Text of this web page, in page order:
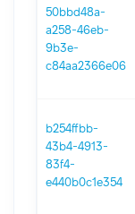
50bbd48a-
a258-46eb-
9b3e-
c84aa2366e06
b254ffbb-
43b4-4913-
83f4-
e440b0c1e354